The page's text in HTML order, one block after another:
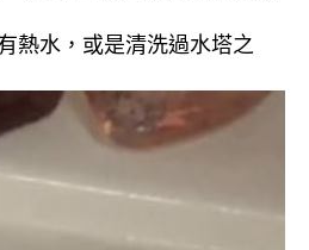
熱水，或是清洗過水塔之